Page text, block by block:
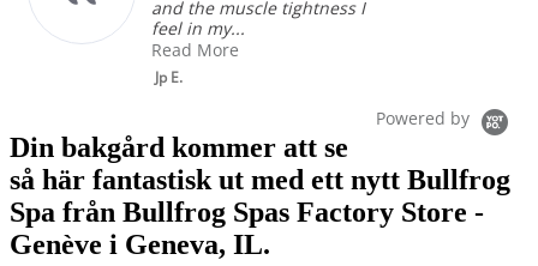
and the muscle tightness I
feel in my...
Read More
Jp E.
Powered by
Din bakgård kommer att se
så här fantastisk ut med ett nytt Bullfrog
Spa från Bullfrog Spas Factory Store -
Genève i Geneva, IL.